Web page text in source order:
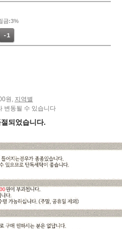
금:3%
-1
원, 지역별
변동될 수 있습니다
되었습니다.